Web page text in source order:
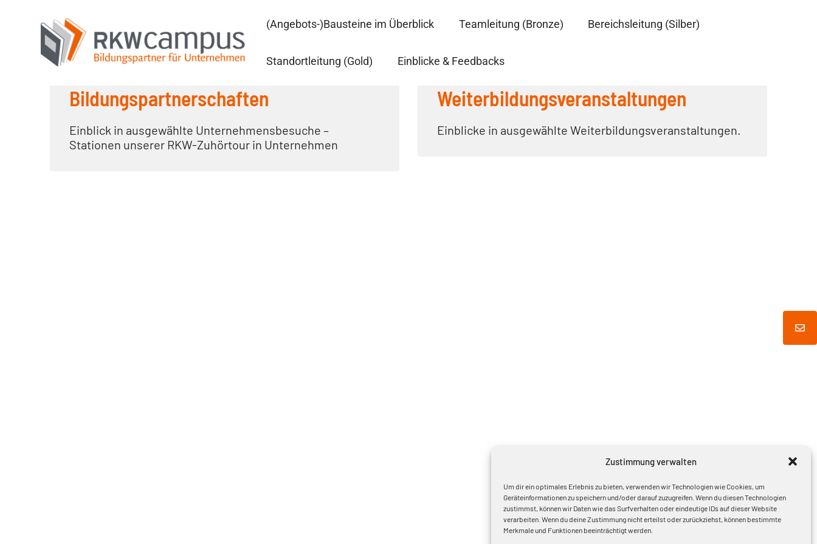
Zustimmung verwalten
Um dir ein optimales Erlebnis zu bieten, verwenden wir Technologien wie Cookies, um
Geräteinformationen zu speichern und/oder darauf zuzugreifen. Wenn du diesen Technologien
zustimmst, können wir Daten wie das Surfverhalten oder eindeutige IDs auf dieser Website
verarbeiten. Wenn du deine Zustimmung nicht erteilst oder zurückziehst, können bestimmte
Merkmale und Funktionen beeinträchtigt werden.
(Angebots-)Bausteine im Überblick Teamleitung (Bronze) Bereichsleitung (Silber)
Standortleitung (Gold) Einblicke & Feedbacks
Bildungspartnerschaften
Einblick in ausgewählte Unternehmensbesuche –
Stationen unserer RKW-Zuhörtour in Unternehmen
Weiterbildungsveranstaltungen
Einblicke in ausgewählte Weiterbildungsveranstaltungen.